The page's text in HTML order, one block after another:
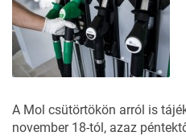
A Mol csütörtökön arról is
november 18-tól, azaz